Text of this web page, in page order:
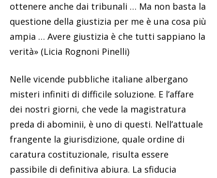
ottenere anche dai tribunali … Ma non basta la
questione della giustizia per me è una cosa più
ampia … Avere giustizia è che tutti sappiano la
verità» (Licia Rognoni Pinelli)
Nelle vicende pubbliche italiane albergano
misteri infiniti di difficile soluzione. E l’affare
dei nostri giorni, che vede la magistratura
preda di abominii, è uno di questi. Nell’attuale
frangente la giurisdizione, quale ordine di
caratura costituzionale, risulta essere
passibile di definitiva abiura. La sfiducia